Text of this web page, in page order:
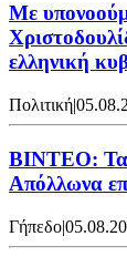
Με
ελληνική
Πολιτική|
ΒΙΝΤΕΟ: Τα
Απόλλωνα
Γήπεδο|